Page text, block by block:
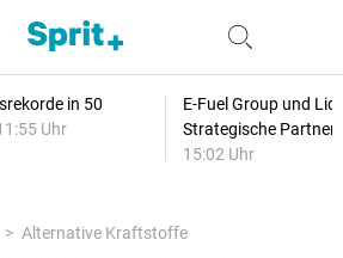
in 50
Uhr
E-Fuel Group und
Strategische
15:02 Uhr
Alternative Kraftstoffe